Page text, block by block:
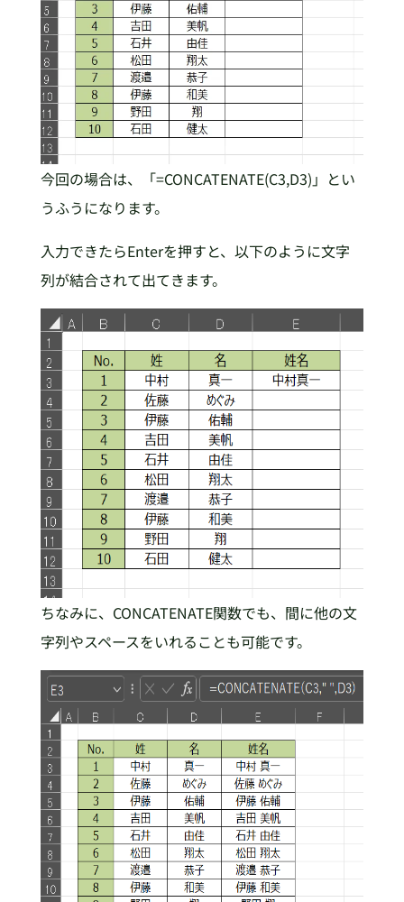
今回の場合は、「=CONCATENATE(C3,D3)」とい
うふうになります。
入力できたらEnterを押すと、以下のように文字
列が結合されて出てきます。
ちなみに、CONCATENATE関数でも、間に他の文
字列やスペースをいれることも可能です。